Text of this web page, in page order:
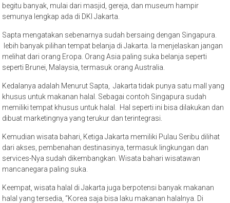
begitu banyak, mulai dari masjid, gereja, dan museum hampir
semunya lengkap ada di DKI Jakarta.
Sapta mengatakan sebenarnya sudah bersaing dengan Singapura.
lebih banyak pilihan tempat belanja di Jakarta. Ia menjelaskan jangan
melihat dari orang Eropa. Orang Asia paling suka belanja seperti
seperti Brunei, Malaysia, termasuk orang Australia.
Kedalanya adalah Menurut Sapta, Jakarta tidak punya satu mall yang
khusus untuk makanan halal. Sebagai contoh Singapura sudah
memiliki tempat khusus untuk halal. Hal seperti ini bisa dilakukan dan
dibuat marketingnya yang terukur dan terintegrasi.
Kemudian wisata bahari, Ketiga Jakarta memiliki Pulau Seribu dilihat
dari akses, pembenahan destinasinya, termasuk lingkungan dan
services-Nya sudah dikembangkan. Wisata bahari wisatawan
mancanegara paling suka.
Keempat, wisata halal di Jakarta juga berpotensi banyak makanan
halal yang tersedia, “Korea saja bisa laku makanan halalnya. Di